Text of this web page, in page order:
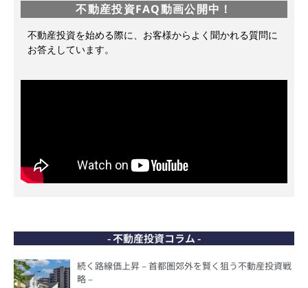
不動産投資FAQ動画公開中！
不動産投資を始める際に、お客様からよく聞かれる質問に
お答えしています。
- 不動産投資コラム -
続く路線価上昇 – 首都圏郊外を賢く狙う不動産投資戦
略 –